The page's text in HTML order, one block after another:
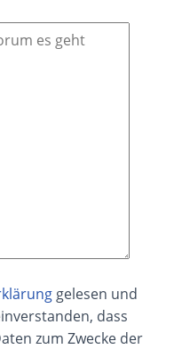
gelesen und
dass
zum Zwecke der